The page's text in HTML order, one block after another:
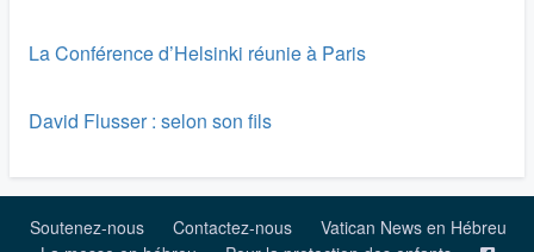
La Conférence d’Helsinki réunie à Paris
David Flusser : selon son fils
Soutenez-nous Contactez-nous
Vatican News en Hébreu